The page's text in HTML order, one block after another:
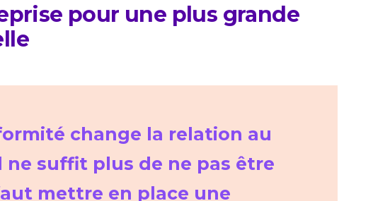
pour une plus grande
change la relation au
ne suffit plus de ne pas être
mettre en place une